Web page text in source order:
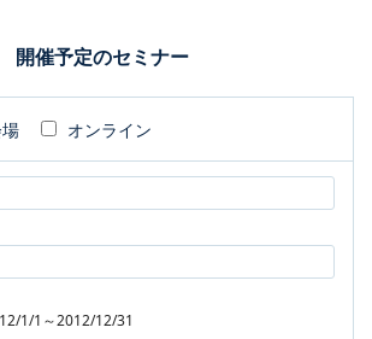
開催予定のセミナー
オンライン
1/1～2012/12/31